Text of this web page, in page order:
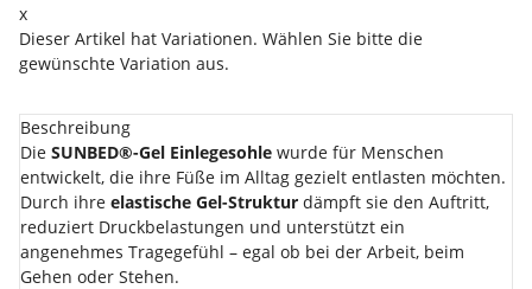
x
Dieser Artikel hat Variationen. Wählen Sie bitte die
gewünschte Variation aus.
Beschreibung
Die SUNBED®-Gel Einlegesohle wurde für Menschen
entwickelt, die ihre Füße im Alltag gezielt entlasten möchten.
Durch ihre elastische Gel-Struktur dämpft sie den Auftritt,
reduziert Druckbelastungen und unterstützt ein
angenehmes Tragegefühl – egal ob bei der Arbeit, beim
Gehen oder Stehen.